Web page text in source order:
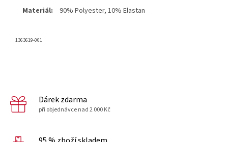
Materiál:
90% Polyester, 10% Elastan
1363619-001
Dárek zdarma
při objednávce nad 2 000 Kč